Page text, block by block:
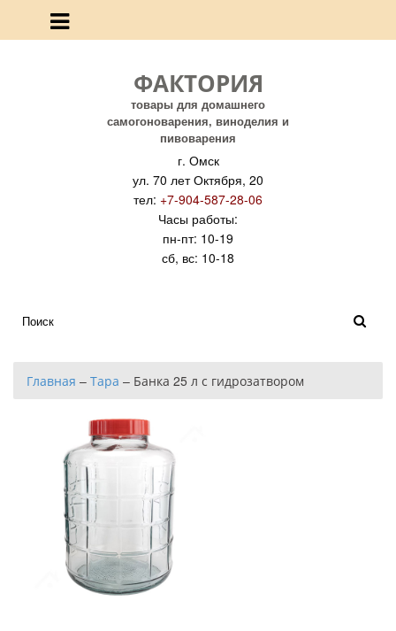
ФАКТОРИЯ
товары для домашнего
самогоноварения, виноделия и
пивоварения
г. Омск
ул. 70 лет Октября, 20
тел: +7-904-587-28-06
Часы работы:
пн-пт: 10-19
сб, вс: 10-18
Главная – Тара – Банка 25 л с гидрозатвором